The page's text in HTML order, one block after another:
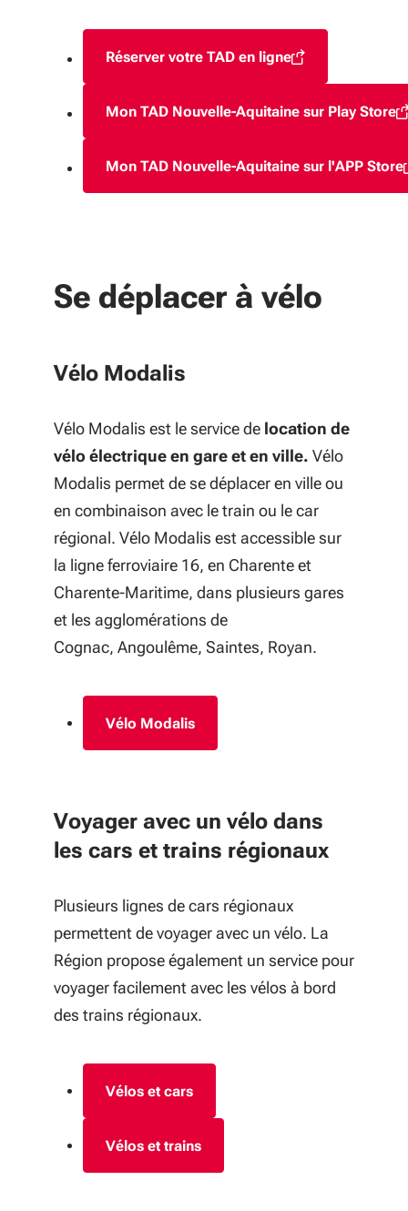
Réserver votre TAD en ligne
(S'ouvre dans une nouvelle
Mon TAD Nouvelle-Aquitaine sur Play Store
(S'ouvre dans une
Mon TAD Nouvelle-Aquitaine sur l'APP Store
(S'ouvre dans une
Se déplacer à vélo
Vélo Modalis
Vélo Modalis est le service de location de
vélo électrique en gare et en ville. Vélo
Modalis permet de se déplacer en ville ou
en combinaison avec le train ou le car
régional. Vélo Modalis est accessible sur
la ligne ferroviaire 16, en Charente et
Charente-Maritime, dans plusieurs gares
et les agglomérations de
Cognac, Angoulême, Saintes, Royan.
Vélo Modalis
Voyager avec un vélo dans
les cars et trains régionaux
Plusieurs lignes de cars régionaux
permettent de voyager avec un vélo. La
Région propose également un service pour
voyager facilement avec les vélos à bord
des trains régionaux.
Vélos et cars
Vélos et trains